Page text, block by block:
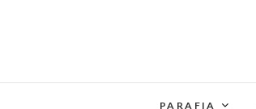
PARAFIA